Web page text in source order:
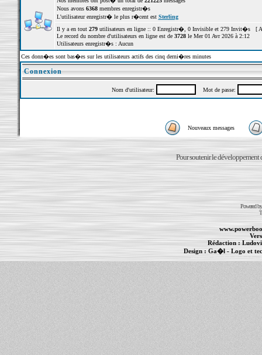
Nous avons 6368membres enregistr�s
L'utilisateur enregistr� le plus r�cent est Sterling
Il y a en tout 279utilisateurs en ligne :: 0 Enregistr�, 0 Invisible et 279 Invit�s [
Le record du nombre d'utilisateurs en ligne est de 3728le Mer 01 Avr 2026 à 2:12
Utilisateurs enregistr�s : Aucun
Ces donn�es sont bas�es sur les utilisateurs actifs des cinq derni�res minutes
Connexion
Nom d'utilisateur: Mot de passe:
Nouveaux messages
Pour soutenir le développement
Powered
Rédaction :
Design : Ga�l- Logo et